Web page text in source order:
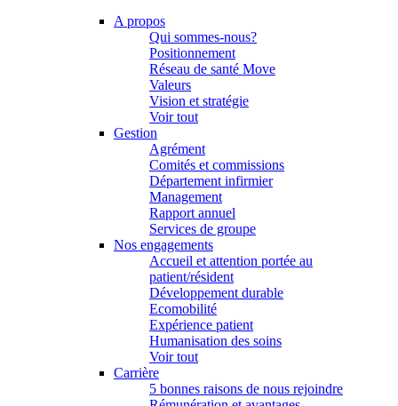
A propos
Qui sommes-nous?
Positionnement
Réseau de santé Move
Valeurs
Vision et stratégie
Voir tout
Gestion
Agrément
Comités et commissions
Département infirmier
Management
Rapport annuel
Services de groupe
Nos engagements
Accueil et attention portée au
patient/résident
Développement durable
Ecomobilité
Expérience patient
Humanisation des soins
Voir tout
Carrière
5 bonnes raisons de nous rejoindre